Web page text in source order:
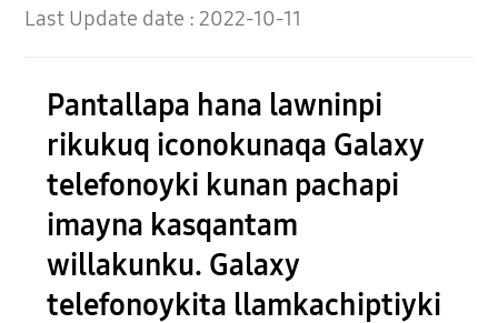
Last Update date :2022-10-11
Pantallapa hana lawninpi
rikukuq iconokunaqa Galaxy
telefonoyki kunan pachapi
imayna kasqantam
willakunku. Galaxy
telefonoykita llamkachiptiyki